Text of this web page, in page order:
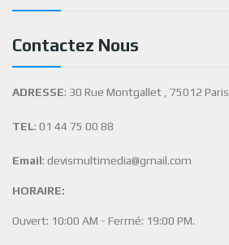
Contactez Nous
ADRESSE: 30 Rue Montgallet , 75012 Paris
TEL: 01 44 75 00 88
Email: devismultimedia@gmail.com
HORAIRE:
Ouvert: 10:00 AM - Fermé: 19:00 PM.